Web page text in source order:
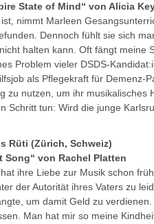
State of Mind“ von Alicia
nimmt Marleen
Dennoch fühlt sie sich
halten kann. Oft fängt meine
Problem vieler DSDS-
als Pflegekraft für
zu nutzen, um ihr
Schritt tun: Wird die junge
Rüti (Zürich, Schweiz)
von Rachel Platten
ihre Liebe zur Musik schon
der Autorität ihres Vaters zu
um damit Geld zu
Man hat mir so meine